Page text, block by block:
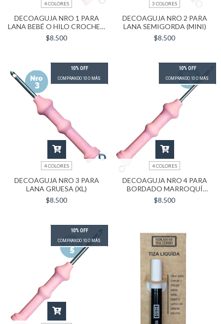
4 COLORES
DECOAGUJA NRO 1 PARA
LANA BEBÉ O HILO CROCHET
FINO (FINA)
$8.500
3 COLORES
DECOAGUJA NRO 2 PARA
LANA SEMIGORDA (MINI)
$8.500
10% OFF
COMPRANDO 10 O MÁS
4 COLORES
DECOAGUJA NRO 3 PARA
LANA GRUESA (XL)
$8.500
10% OFF
COMPRANDO 10 O MÁS
4 COLORES
DECOAGUJA NRO 4 PARA
BORDADO MARROQUÍ
(LARGA MINI)
$8.500
10% OFF
COMPRANDO 10 O MÁS